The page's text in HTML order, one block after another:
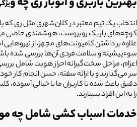
انتخاب یک تیم معتبر در کلان‌شهری مثل ری که
کوچه‌های باریک روبروست، هوشمندی خاصی
علاوه بر داشتن کامیونت‌های مجهز، از
سوءپیشینه و سلامت فردی آن‌ها بررسی شده
اعزام، مراحل سخت‌گیرانه احراز هویت شامل
سر می‌گذارند و با ارائه سفته، حسن انجام کار
دقیق باعث شده تا کاربران ما با خیالی آسوده،
را به این افراد بسپارند.
خدمات اسباب کشی شامل چه